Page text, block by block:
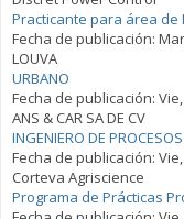
Practicante para área
Fecha de publicación:
LOUVA
URBANO
Fecha de publicación:
ANS & CAR SA DE CV
INGENIERO DE PROCESOS
Fecha de publicación:
Corteva Agriscience
Programa de Prácticas